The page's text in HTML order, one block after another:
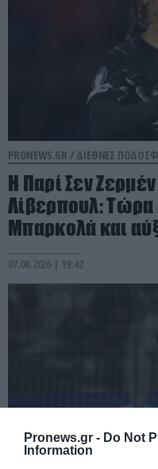
Pronews.gr - Do Not
Information
PRONEWS.GR / ΔΙΕΘΝΕΣ
H Παρί Σεν
Λίβερπουλ: Τώρα
Μπαρκολά και
07.08.2026 | 19:42